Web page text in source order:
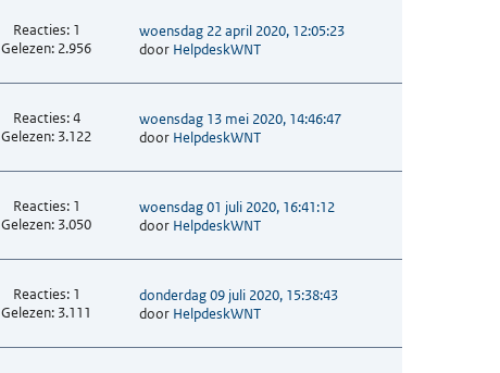
Reacties: 1
Gelezen: 2.956
woensdag 22 april 2020, 12:05:23
door HelpdeskWNT
Reacties: 4
Gelezen: 3.122
woensdag 13 mei 2020, 14:46:47
door HelpdeskWNT
Reacties: 1
Gelezen: 3.050
woensdag 01 juli 2020, 16:41:12
door HelpdeskWNT
Reacties: 1
Gelezen: 3.111
donderdag 09 juli 2020, 15:38:43
door HelpdeskWNT